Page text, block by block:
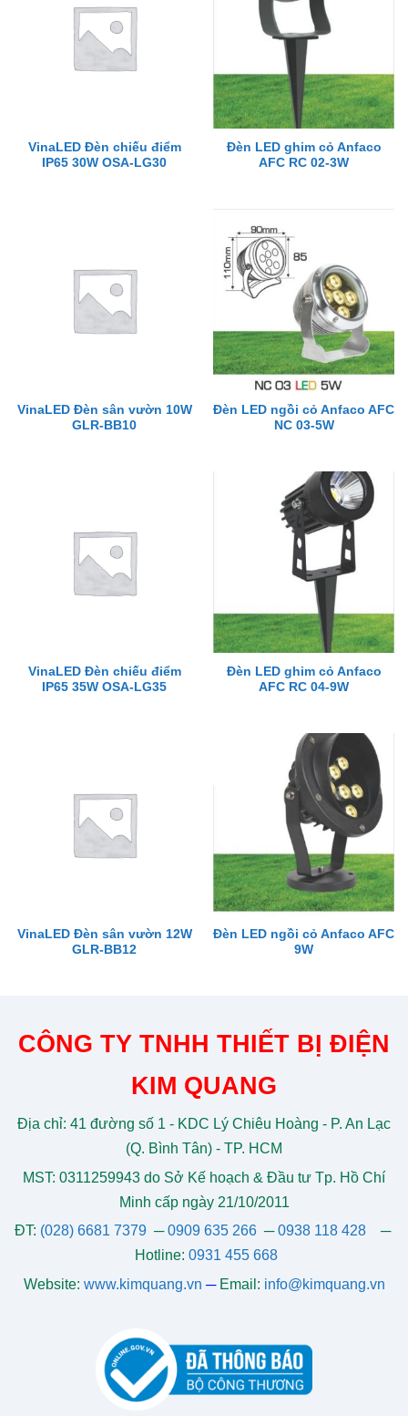
VinaLED Đèn chiếu điểm
IP65 30W OSA-LG30
Đèn LED ghim cỏ Anfaco
AFC RC 02-3W
VinaLED Đèn sân vườn 10W
GLR-BB10
Đèn LED ngồi cỏ Anfaco AFC
NC 03-5W
VinaLED Đèn chiếu điểm
IP65 35W OSA-LG35
Đèn LED ghim cỏ Anfaco
AFC RC 04-9W
VinaLED Đèn sân vườn 12W
GLR-BB12
Đèn LED ngồi cỏ Anfaco AFC
9W
CÔNG TY TNHH THIẾT BỊ ĐIỆN
KIM QUANG
Địa chỉ: 41 đường số 1 - KDC Lý Chiêu Hoàng - P. An Lạc
(Q. Bình Tân) - TP. HCM
MST: 0311259943 do Sở Kế hoạch & Đầu tư Tp. Hồ Chí
Minh cấp ngày 21/10/2011
ĐT: (028) 6681 7379 ─0909 635 266─0938 118 428─
Hotline: 0931 455 668
Website: www.kimquang.vn ─ Email: info@kimquang.vn